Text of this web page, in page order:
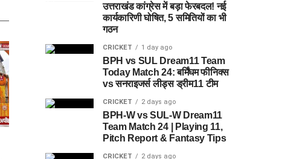
उत्तराखंड कांग्रेस में बड़ा फेरबदल! नई
कार्यकारिणी घोषित, 5 समितियों का भी
गठन
CRICKET 1 day ago
BPH vs SUL Dream11 Team
Today Match 24: बर्मिंघम फीनिक्स
vs सनराइजर्स लीड्स ड्रीम11 टीम
CRICKET 2 days ago
BPH-W vs SUL-W Dream11
Team Match 24 | Playing 11,
Pitch Report & Fantasy Tips
CRICKET 2 days ago